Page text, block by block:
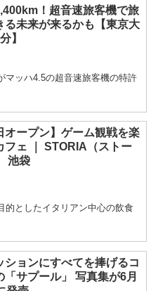
！超音速旅客機で旅
る未来が来るかも【東京大
】
マッハ4.5の超音速旅客機の特許
オープン】ゲーム観戦を楽
フェ ｜ STORIA（ストー
池袋
的としたイタリアン中心の飲食
ションにすべてを捧げるコ
「サプール」 写真集が6月